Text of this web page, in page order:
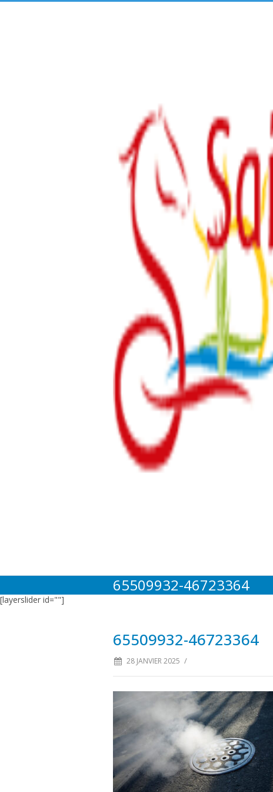
65509932-46723364
[layerslider id=""]
65509932-46723364
28 JANVIER 2025 /